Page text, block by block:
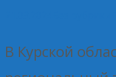
В Курской